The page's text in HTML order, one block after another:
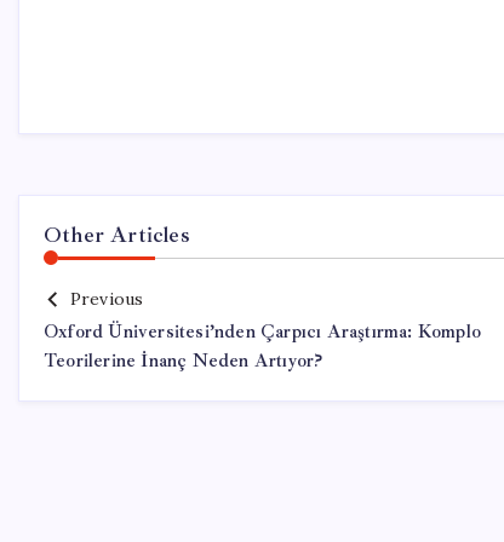
Other Articles
Previous
Oxford Üniversitesi’nden Çarpıcı Araştırma: Komplo
Teorilerine İnanç Neden Artıyor?